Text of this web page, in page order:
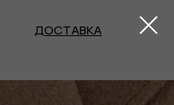
ДОСТАВКА